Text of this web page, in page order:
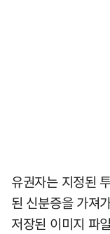
유권자는 지정된
된 신분증을 가져
저장된 이미지 파